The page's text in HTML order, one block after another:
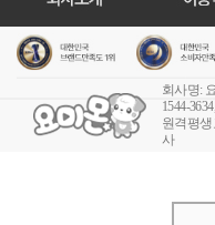
회사명:
1544-
원격평
사